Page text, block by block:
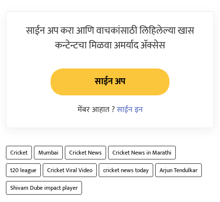
साईन अप करा आणि वाचकांसाठी लिहिलेल्या खास
कन्टेन्टचा मिळवा अमर्याद ॲक्सेस
साईन अप
मेंबर आहात ?साईन इन
Cricket Mumbai Cricket News
Cricket News in Marathi
t20 league
Cricket Viral Video cricket news today
Arjun Tendulkar
Shivam Dube impact player